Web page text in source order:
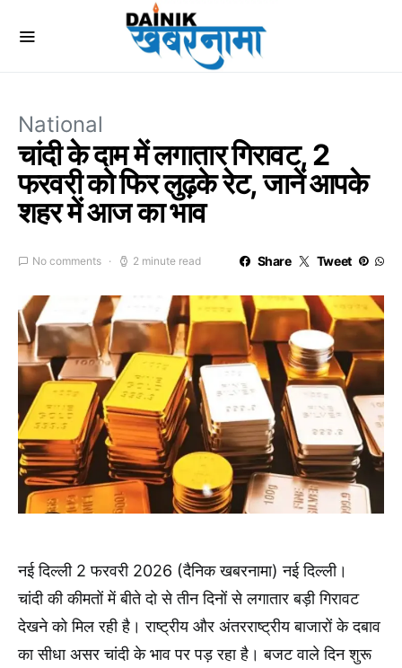
National
चांदी के दाम में लगातार गिरावट, 2
फरवरी को फिर लुढ़के रेट, जानें आपके
शहर में आज का भाव
No comments 2 minute read Share Tweet
नई दिल्ली 2 फरवरी 2026 (दैनिक खबरनामा) नई दिल्ली।
चांदी की कीमतों में बीते दो से तीन दिनों से लगातार बड़ी गिरावट
देखने को मिल रही है। राष्ट्रीय और अंतरराष्ट्रीय बाजारों के दबाव
का सीधा असर चांदी के भाव पर पड़ रहा है। बजट वाले दिन शुरू